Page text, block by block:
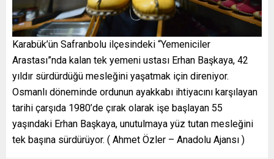
Karabük’ün Safranbolu ilçesindeki “Yemeniciler
Arastası”nda kalan tek yemeni ustası Erhan Başkaya, 42
yıldır sürdürdüğü mesleğini yaşatmak için direniyor.
Osmanlı döneminde ordunun ayakkabı ihtiyacını karşılayan
tarihi çarşıda 1980’de çırak olarak işe başlayan 55
yaşındaki Erhan Başkaya, unutulmaya yüz tutan mesleğini
tek başına sürdürüyor. ( Ahmet Özler – Anadolu Ajansı )